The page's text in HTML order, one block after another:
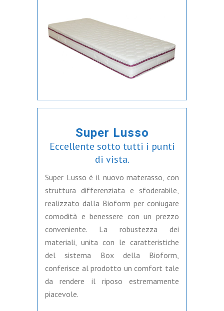
Super Lusso
Eccellente sotto tutti i punti
di vista.
Super Lusso è il nuovo materasso, con
struttura differenziata e sfoderabile,
realizzato dalla Bioform per coniugare
comodità e benessere con un prezzo
conveniente. La robustezza dei
materiali, unita con le caratteristiche
del sistema Box della Bioform,
conferisce al prodotto un comfort tale
da rendere il riposo estremamente
piacevole.